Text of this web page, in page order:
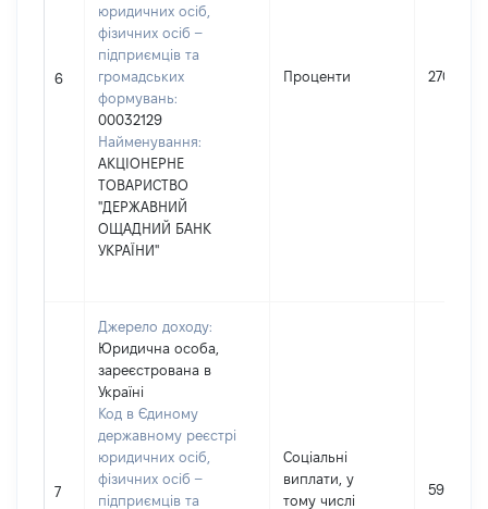
6
юридичних осіб,
фізичних осіб –
підприємців та
громадських
формувань:
00032129
Найменування:
АКЦІОНЕРНЕ
ТОВАРИСТВО
"ДЕРЖАВНИЙ
ОЩАДНИЙ БАНК
УКРАЇНИ"
Проценти 2702
7
Джерело доходу:
Юридична особа,
зареєстрована в
Україні
Код в Єдиному
державному реєстрі
юридичних осіб,
фізичних осіб –
підприємців та
Соціальні
виплати, у
тому числі
590